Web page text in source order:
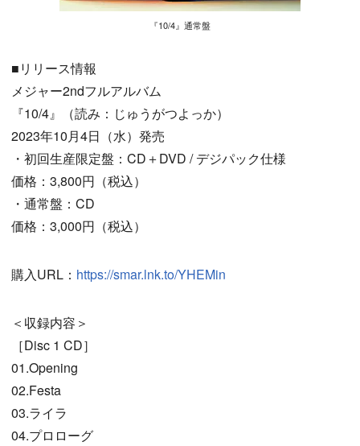
『10/4』通常盤
■リリース情報
メジャー2ndフルアルバム
『10/4』（読み：じゅうがつよっか）
2023年10月4日（水）発売
・初回生産限定盤：CD＋DVD / デジパック仕様
価格：3,800円（税込）
・通常盤：CD
価格：3,000円（税込）
購入URL： https://smar.lnk.to/YHEMin
＜収録内容＞
［Disc 1 CD］
01.Opening
02.Festa
03.ライラ
04.プロローグ